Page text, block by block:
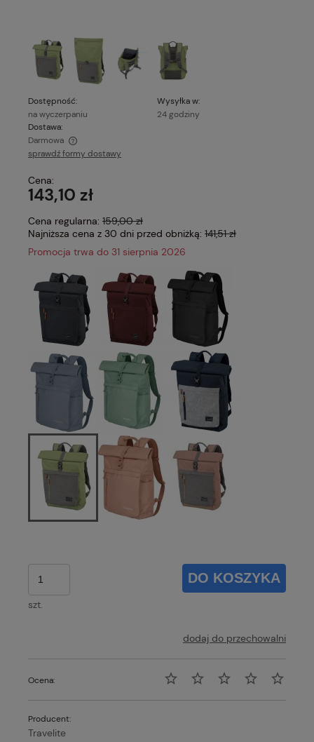
Dostępność:
na wyczerpaniu
Wysyłka w:
24 godziny
Dostawa:
Darmowa
Cena nie zawiera ewentualnych kosztów płatności
sprawdź formy dostawy
Cena:
143,10 zł
Cena regularna: 159,00 zł
Najniższa cena z 30 dni przed obniżką: 141,51 zł
Promocja trwa do 31 sierpnia 2026
szt.
DO KOSZYKA
dodaj do przechowalni
Ocena:
Producent:
Travelite